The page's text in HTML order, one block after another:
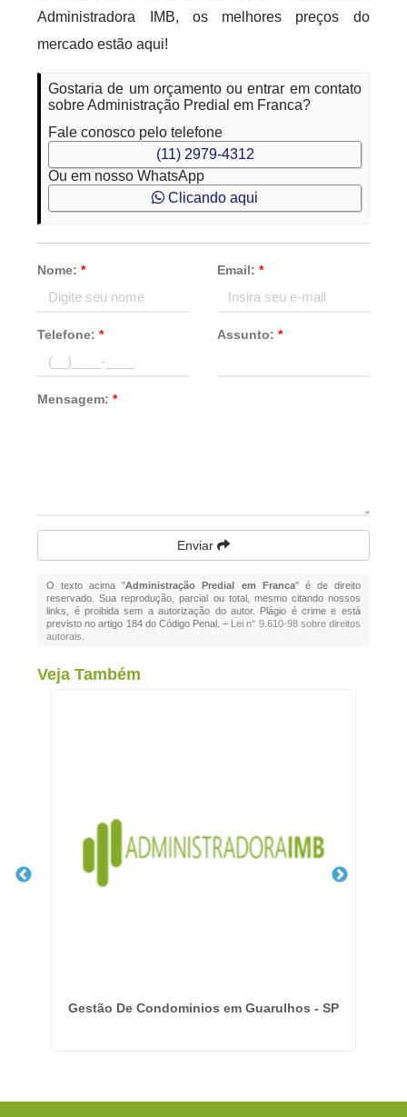
Administradora IMB, os melhores preços do
mercado estão aqui!
Gostaria de um orçamento ou entrar em contato
sobre Administração Predial em Franca?
Fale conosco pelo telefone
(11) 2979-4312
Ou em nosso WhatsApp
Clicando aqui
Nome:* Email: *
Telefone:* Assunto: *
Mensagem:*
Enviar
O texto acima "Administração Predial em Franca" é de direito
reservado. Sua reprodução, parcial ou total, mesmo citando nossos
links, é proibida sem a autorização do autor. Plágio é crime e está
previsto no artigo 184 do Código Penal. – Lei n° 9.610-98 sobre direitos
autorais
Veja Também
Gestão De Condominios em Guarulhos - SP